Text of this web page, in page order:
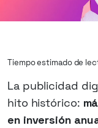
Tiempo estimado de
La publicidad
hito histórico:
en inversión